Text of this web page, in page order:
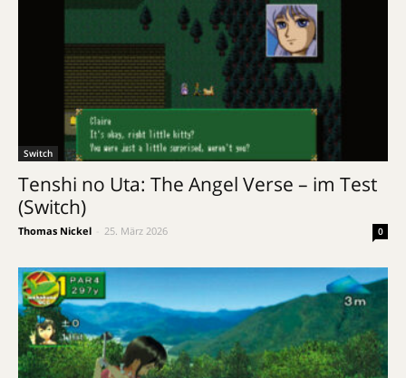
Switch
Tenshi no Uta: The Angel Verse – im Test
(Switch)
Thomas Nickel 25. März 2026 0